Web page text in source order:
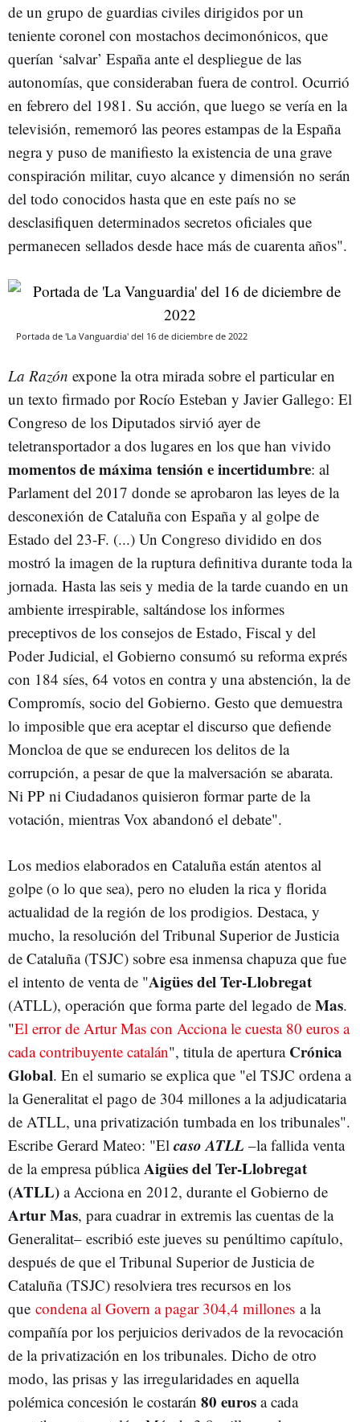
de un grupo de guardias civiles dirigidos por un
teniente coronel con mostachos decimonónicos, que
querían ‘salvar’ España ante el despliegue de las
autonomías, que consideraban fuera de control. Ocurrió
en febrero del 1981. Su acción, que luego se vería en la
televisión, rememoró las peores estampas de la España
negra y puso de manifiesto la existencia de una grave
conspiración militar, cuyo alcance y dimensión no serán
del todo conocidos hasta que en este país no se
desclasifiquen determinados secretos oficiales que
permanecen sellados desde hace más de cuarenta años".
Portada de 'La Vanguardia' del 16 de diciembre de 2022
La Razón expone la otra mirada sobre el particular en
un texto firmado por Rocío Esteban y Javier Gallego: El
Congreso de los Diputados sirvió ayer de
teletransportador a dos lugares en los que han vivido
momentos de máxima tensión e incertidumbre: al
Parlament del 2017 donde se aprobaron las leyes de la
desconexión de Cataluña con España y al golpe de
Estado del 23-F. (...) Un Congreso dividido en dos
mostró la imagen de la ruptura definitiva durante toda la
jornada. Hasta las seis y media de la tarde cuando en un
ambiente irrespirable, saltándose los informes
preceptivos de los consejos de Estado, Fiscal y del
Poder Judicial, el Gobierno consumó su reforma exprés
con 184 síes, 64 votos en contra y una abstención, la de
Compromís, socio del Gobierno. Gesto que demuestra
lo imposible que era aceptar el discurso que defiende
Moncloa de que se endurecen los delitos de la
corrupción, a pesar de que la malversación se abarata.
Ni PP ni Ciudadanos quisieron formar parte de la
votación, mientras Vox abandonó el debate".
Los medios elaborados en Cataluña están atentos al
golpe (o lo que sea), pero no eluden la rica y florida
actualidad de la región de los prodigios. Destaca, y
mucho, la resolución del Tribunal Superior de Justicia
de Cataluña (TSJC) sobre esa inmensa chapuza que fue
el intento de venta de "Aigües del Ter-Llobregat
(ATLL), operación que forma parte del legado de Mas.
"El error de Artur Mas con Acciona le cuesta 80 euros a
cada contribuyente catalán", titula de apertura Crónica
Global. En el sumario se explica que "el TSJC ordena a
la Generalitat el pago de 304 millones a la adjudicataria
de ATLL, una privatización tumbada en los tribunales".
Escribe Gerard Mateo: "El caso ATLL –la fallida venta
de la empresa públicaAigües del Ter-Llobregat
(ATLL) a Acciona en 2012, durante el Gobierno de
Artur Mas, para cuadrar in extremis las cuentas de la
Generalitat– escribió este jueves su penúltimo capítulo,
después de que el Tribunal Superior de Justicia de
Cataluña (TSJC) resolviera tres recursos en los
que condena al Govern a pagar 304,4 millones a la
compañía por los perjuicios derivados de la revocación
de la privatización en los tribunales. Dicho de otro
modo, las prisas y las irregularidades en aquella
polémica concesión le costarán 80 euros a cada